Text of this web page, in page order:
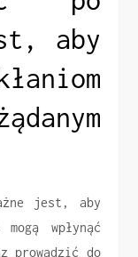
aby
jest, aby
wpłynąć
prowadzić do